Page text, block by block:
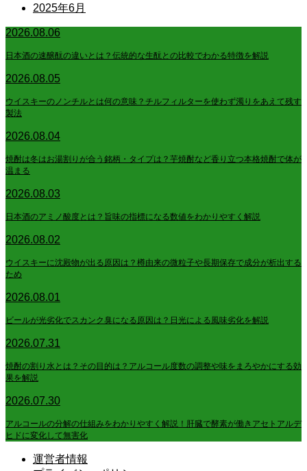
2025年6月
2026.08.06
日本酒の速醸酛の違いとは？伝統的な生酛との比較でわかる特徴を解説
2026.08.05
ウイスキーのノンチルとは何の意味？チルフィルターを使わず濁りをあえて残す
製法
2026.08.04
焼酎は冬はお湯割りが合う銘柄・タイプは？芋焼酎など香り立つ本格焼酎で体が
温まる
2026.08.03
日本酒のアミノ酸度とは？旨味の指標になる数値をわかりやすく解説
2026.08.02
ウイスキーに沈殿物が出る原因は？樽由来の微粒子や長期保存で成分が析出する
ため
2026.08.01
ビールが光劣化でスカンク臭になる原因は？日光による風味劣化を解説
2026.07.31
焼酎の割り水とは？その目的は？アルコール度数の調整や味をまろやかにする効
果を解説
2026.07.30
アルコールの分解の仕組みをわかりやすく解説！肝臓で酵素が働きアセトアルデ
ヒドに変化して無害化
運営者情報